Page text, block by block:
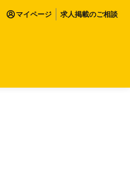
マイページ 求人掲載のご相談